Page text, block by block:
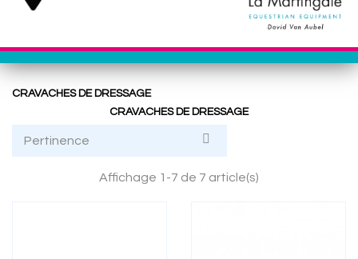
CRAVACHES DE DRESSAGE
CRAVACHES DE DRESSAGE
Pertinence 
Affichage 1-7 de 7 article(s)